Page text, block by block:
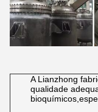
A Lianzhong
qualidade